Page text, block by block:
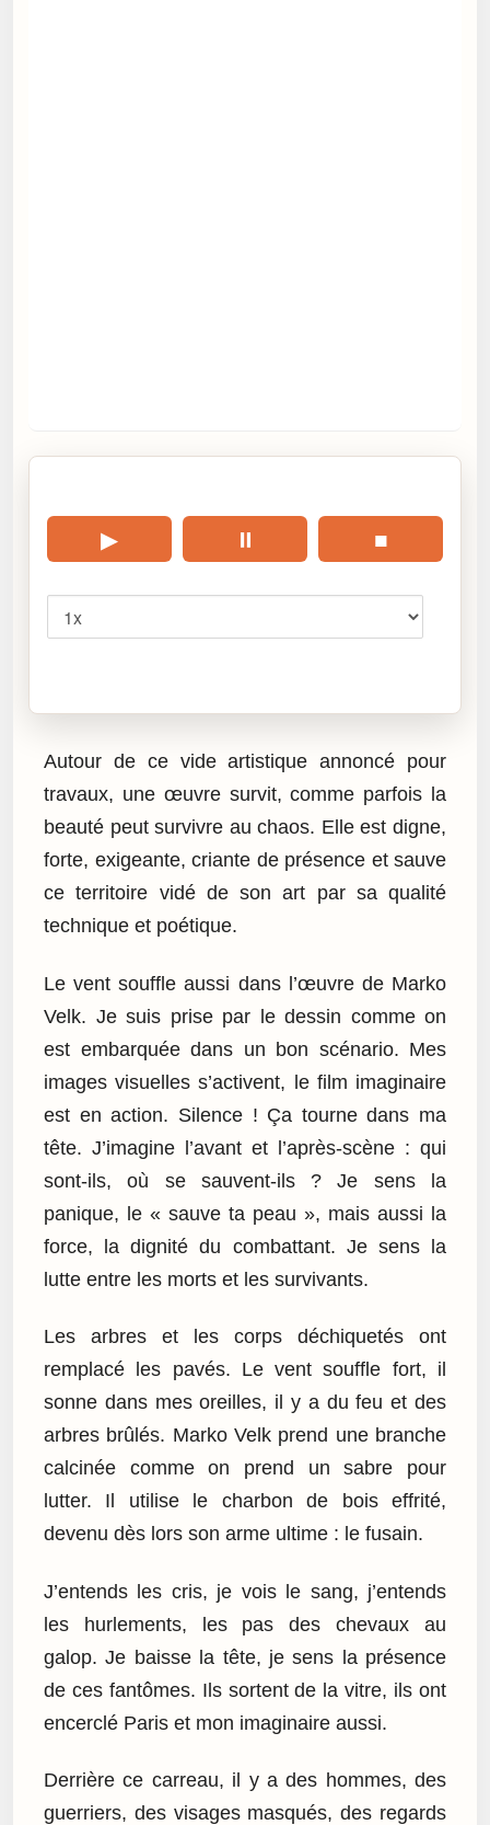
▶ ⏸ ■
Autour de ce vide artistique annoncé pour
travaux, une œuvre survit, comme parfois la
beauté peut survivre au chaos. Elle est digne,
forte, exigeante, criante de présence et sauve
ce territoire vidé de son art par sa qualité
technique et poétique.
Le vent souffle aussi dans l’œuvre de Marko
Velk. Je suis prise par le dessin comme on
est embarquée dans un bon scénario. Mes
images visuelles s’activent, le film imaginaire
est en action. Silence ! Ça tourne dans ma
tête. J’imagine l’avant et l’après-scène : qui
sont-ils, où se sauvent-ils ? Je sens la
panique, le « sauve ta peau », mais aussi la
force, la dignité du combattant. Je sens la
lutte entre les morts et les survivants.
Les arbres et les corps déchiquetés ont
remplacé les pavés. Le vent souffle fort, il
sonne dans mes oreilles, il y a du feu et des
arbres brûlés. Marko Velk prend une branche
calcinée comme on prend un sabre pour
lutter. Il utilise le charbon de bois effrité,
devenu dès lors son arme ultime : le fusain.
J’entends les cris, je vois le sang, j’entends
les hurlements, les pas des chevaux au
galop. Je baisse la tête, je sens la présence
de ces fantômes. Ils sortent de la vitre, ils ont
encerclé Paris et mon imaginaire aussi.
Derrière ce carreau, il y a des hommes, des
guerriers, des visages masqués, des regards